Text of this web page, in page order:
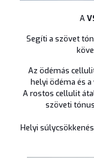
A
Segíti a szövet
Az ödémás
helyi ödéma és
A rostos cellulit
szöveti
Helyi